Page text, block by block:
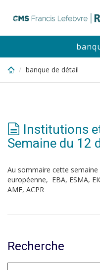
content
banque de détail
Institutions
Semaine du 12
Au sommaire cette semaine
européenne, EBA, ESMA,
AMF, ACPR
Recherche